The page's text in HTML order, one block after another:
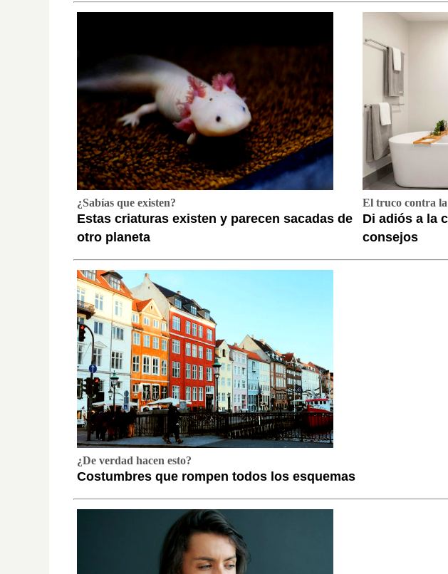
¿Sabías que existen?
Estas criaturas existen y parecen sacadas de
otro planeta
El truco contra
Di adiós a la
consejos
¿De verdad hacen esto?
Costumbres que rompen todos los esquemas